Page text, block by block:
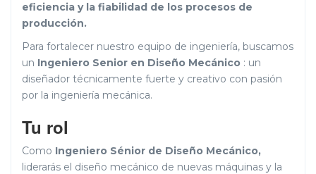
eficiencia y la fiabilidad de los procesos de
producción.
Para fortalecer nuestro equipo de ingeniería, buscamos
un Ingeniero Senior en Diseño Mecánico : un
diseñador técnicamente fuerte y creativo con pasión
por la ingeniería mecánica.
Tu rol
Como Ingeniero Sénior de Diseño Mecánico,
liderarás el diseño mecánico de nuevas máquinas y la